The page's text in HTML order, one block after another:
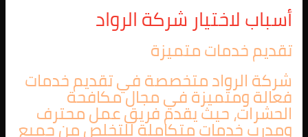
أسباب لاختيار شركة الرواد
تقديم خدمات متميزة
شركة الرواد متخصصة في تقديم خدمات
فعالة ومتميزة في مجال مكافحة
الحشرات، حيث يقدم فريق عمل محترف
ومدرب خدمات متكاملة للتخلص من جميع